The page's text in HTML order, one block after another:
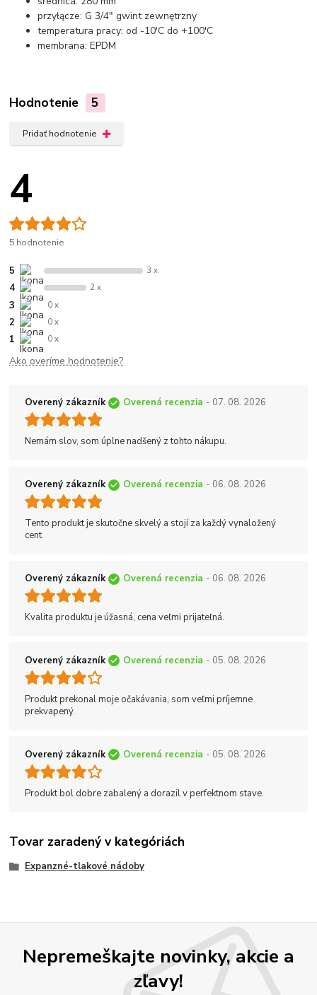
przyłącze: G 3/4" gwint zewnętrzny
temperatura pracy: od -10'C do +100'C
membrana: EPDM
Hodnotenie 5
Pridať hodnotenie
4
5 hodnotenie
5 3 x
4 2 x
3 0 x
2 0 x
1 0 x
Ako overíme hodnotenie?
Overený zákazník Overená recenzia - 07. 08. 2026
Nemám slov, som úplne nadšený z tohto nákupu.
Overený zákazník Overená recenzia - 06. 08. 2026
Tento produkt je skutočne skvelý a stojí za každý vynaložený
cent.
Overený zákazník Overená recenzia - 06. 08. 2026
Kvalita produktu je úžasná, cena veľmi prijateľná.
Overený zákazník Overená recenzia - 05. 08. 2026
Produkt prekonal moje očakávania, som veľmi príjemne
prekvapený.
Overený zákazník Overená recenzia - 05. 08. 2026
Produkt bol dobre zabalený a dorazil v perfektnom stave.
Tovar zaradený v kategóriách
Expanzné-tlakové nádoby
Nepremeškajte novinky, akcie a
zľavy!